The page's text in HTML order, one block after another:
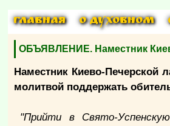
ГЛАВНАЯ О ДУХОВНОМ
ОБЪЯВЛЕНИЕ. Наместник
Наместник Киево-Печерской
молитвой поддержать
"Прийти в Свято-